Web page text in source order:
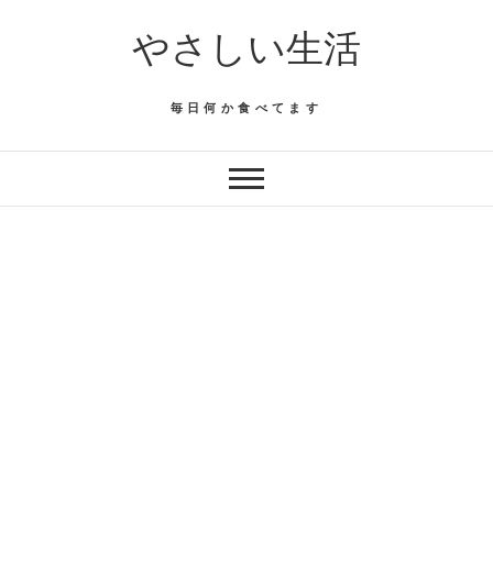
やさしい生活
毎日何か食べてます